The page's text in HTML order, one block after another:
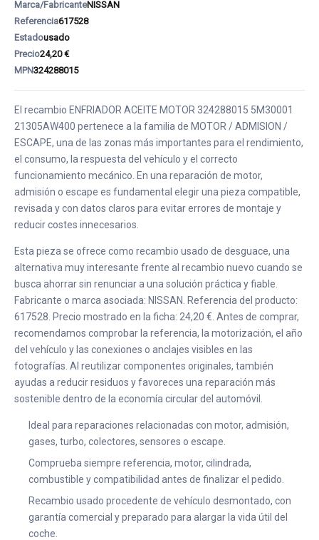
Marca/FabricanteNISSAN
Referencia617528
Estadousado
Precio24,20 €
MPN324288015
El recambio ENFRIADOR ACEITE MOTOR 324288015 5M30001
21305AW400 pertenece a la familia de MOTOR / ADMISION /
ESCAPE, una de las zonas más importantes para el rendimiento,
el consumo, la respuesta del vehículo y el correcto
funcionamiento mecánico. En una reparación de motor,
admisión o escape es fundamental elegir una pieza compatible,
revisada y con datos claros para evitar errores de montaje y
reducir costes innecesarios.
Esta pieza se ofrece como recambio usado de desguace, una
alternativa muy interesante frente al recambio nuevo cuando se
busca ahorrar sin renunciar a una solución práctica y fiable.
Fabricante o marca asociada: NISSAN. Referencia del producto:
617528. Precio mostrado en la ficha: 24,20 €. Antes de comprar,
recomendamos comprobar la referencia, la motorización, el año
del vehículo y las conexiones o anclajes visibles en las
fotografías. Al reutilizar componentes originales, también
ayudas a reducir residuos y favoreces una reparación más
sostenible dentro de la economía circular del automóvil.
Ideal para reparaciones relacionadas con motor, admisión,
gases, turbo, colectores, sensores o escape.
Comprueba siempre referencia, motor, cilindrada,
combustible y compatibilidad antes de finalizar el pedido.
Recambio usado procedente de vehículo desmontado, con
garantía comercial y preparado para alargar la vida útil del
coche.